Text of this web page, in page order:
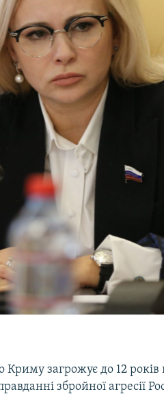
Криму загрожує до 12 років
збройної агресії